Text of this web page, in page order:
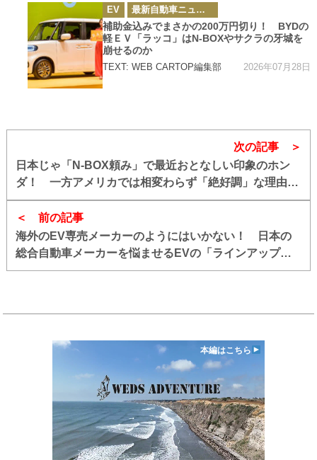
カ
テ
ゴ
リ
ー
EV 最新自動車ニュース
補助金込みでまさかの200万円切り！ BYDの
軽ＥＶ「ラッコ」はN-BOXやサクラの牙城を
崩せるのか
TEXT: WEB CARTOP編集部 2026年07月28日
前の記事
海外のEV専売メーカーのようにはいかない！ 日本の
総合自動車メーカーを悩ませるEVの「ラインアップ拡
充」も「納期短縮」も難しい裏事情
次の記事
日本じゃ「N-BOX頼み」で最近おとなしい印象のホン
ダ！ 一方アメリカでは相変わらず「絶好調」な理由と
は
本編はこちら